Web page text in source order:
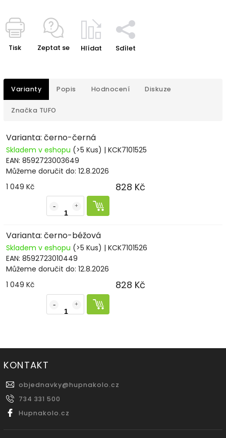
Tisk Zeptat se Hlídat Sdílet
Varianty Popis Hodnocení Diskuze
Značka TUFO
Varianta: černo-černá
Skladem v eshopu (>5 Kus) | KCK7101525
EAN: 8592723003649
Můžeme doručit do: 12.8.2026
1 049 Kč
828 Kč
Varianta: černo-béžová
Skladem v eshopu (>5 Kus) | KCK7101526
EAN: 8592723010449
Můžeme doručit do: 12.8.2026
1 049 Kč
828 Kč
KONTAKT
objednavky@hupnakolo.cz
734 331 500
Hupnakolo.cz